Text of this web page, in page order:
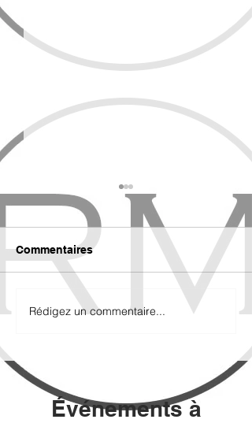
France, je t'aime!
Commentaires
Rédigez un commentaire...
Événements à